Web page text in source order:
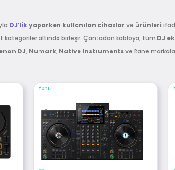
DJ’likyaparken kullanılan cihazlar ve ürünleri
kategoriler altında birleşir. Çantadan kabloya, tüm DJ
DJ, Numark, Native Instrumentsve Rane
Yeni